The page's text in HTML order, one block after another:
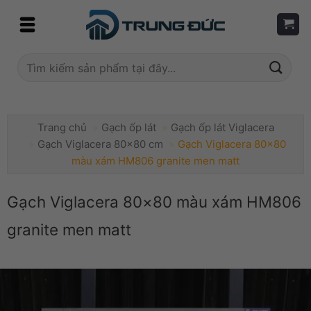
Tìm
Trang chủ » Gạch ốp lát » Gạch ốp lát Viglacera
» Gạch Viglacera 80x80 cm » Gạch Viglacera 80×80
màu xám HM806 granite men matt
Gạch Viglacera 80×80 màu xám HM806
granite men matt